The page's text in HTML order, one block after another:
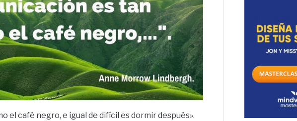
el café negro, e igual de difícil es dormir después».